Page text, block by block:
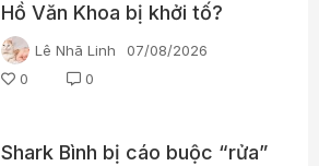
Hồ Văn Khoa bị khởi tố?
Lê Nhã Linh
07/08/2026
0
0
Shark Bình bị cáo buộc “rửa”